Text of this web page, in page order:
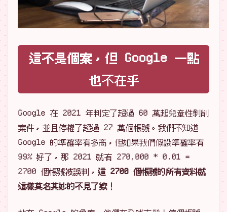
這不是個案，但 Google 一點
也不在乎
Google 在 2021 年判定了超過 60 萬起兒童性剝削
案件，並且停權了超過 27 萬個帳號。我們不知道
Google 的準確率有多高，但如果我們假設準確率有
99% 好了，那 2021 就有 270,000 * 0.01 =
2700 個帳號被誤判， 這 2700 個帳號的所有資料就
這樣莫名其妙的不見了欸！